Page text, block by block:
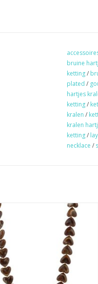
bruine
ketting/
plated /
hartjes
ketting/
kralen /
kralen
ketting/
necklace /
ketting hartjes grof - bruin
AAN WINKELWAGEN